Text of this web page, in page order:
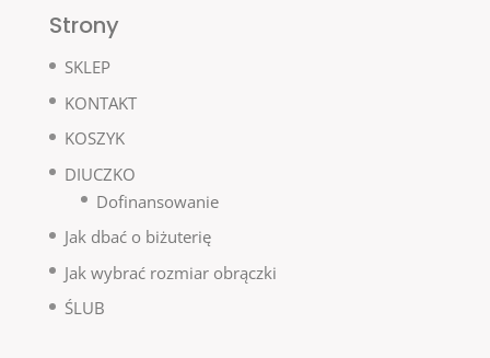
Strony
SKLEP
KONTAKT
KOSZYK
DIUCZKO
Dofinansowanie
Jak dbać o biżuterię
Jak wybrać rozmiar obrączki
ŚLUB